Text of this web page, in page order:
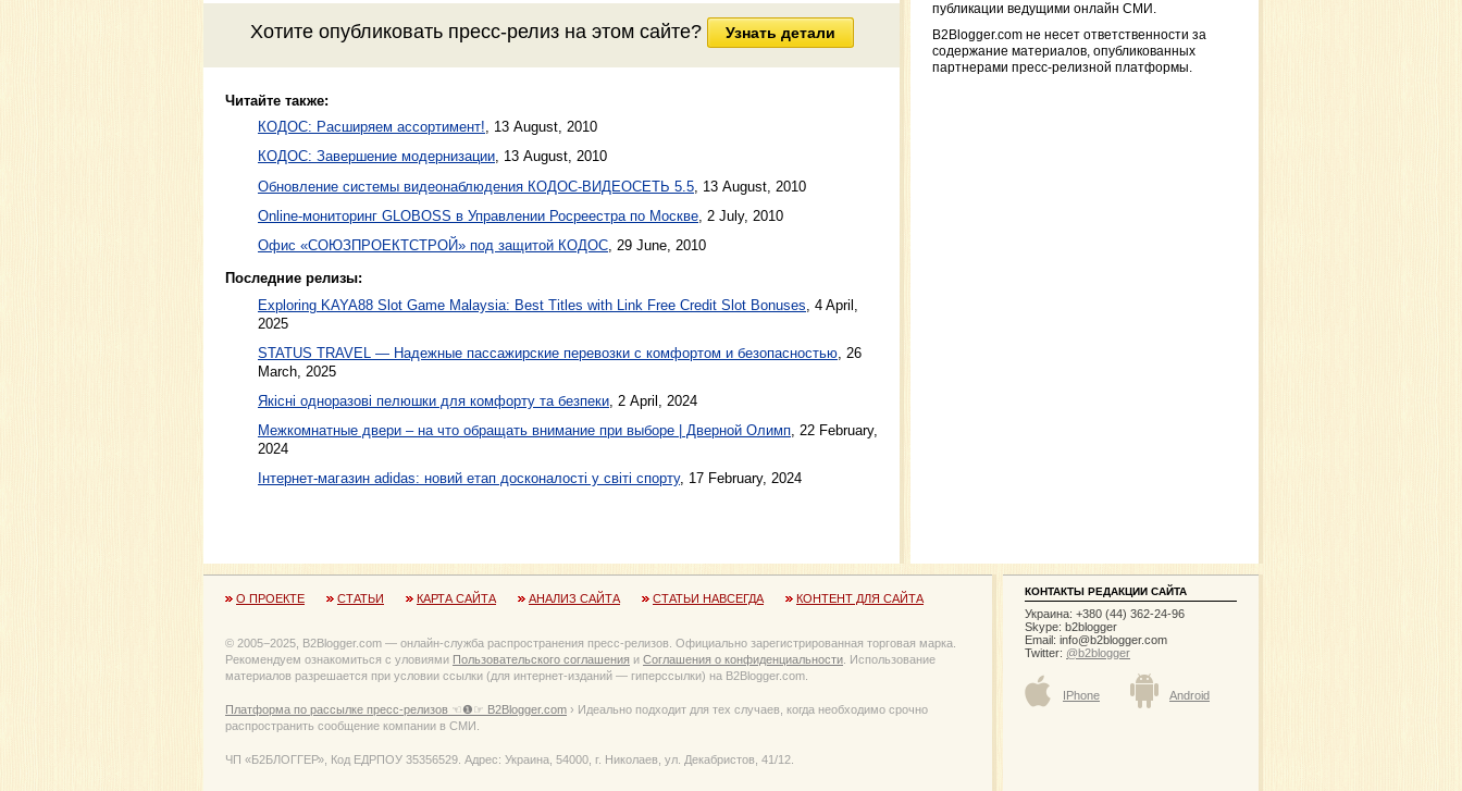
Хотите опубликовать пресс-релизна этом сайте? Узнать детали
Читайте также:
КОДОС: Расширяем ассортимент!, 13 August, 2010
КОДОС: Завершение модернизации, 13 August, 2010
Обновление системы видеонаблюдения КОДОС-ВИДЕОСЕТЬ 5.5 13 August, 2010
Online-мониторинг GLOBOSS в Управлении Росреестра по Москве 2 July, 2010
Офис «СОЮЗПРОЕКТСТРОЙ» под защитой КОДОС, 29 June, 2010
Последние релизы:
Exploring KAYA88 Slot Game Malaysia: Best Titles with Link Free Credit Slot Bonuses , 4 April,
2025
STATUS TRAVEL — Надежные пассажирские перевозки с комфортом и безопасностью , 26
March, 2025
Якісні одноразові пелюшки для комфорту та безпеки , 2 April, 2024
Межкомнатные двери – на что обращать внимание при выборе | Дверной Олимп, 22 February,
2024
Інтернет-магазин adidas: новий етап досконалості у світі спорту, 17 February, 2024
публикации ведущими онлайн СМИ.
B2Blogger.com не несет ответственности за
содержание материалов, опубликованных
партнерами пресс-релизной платформы.
О ПРОЕКТЕ СТАТЬИ КАРТА САЙТА АНАЛИЗ САЙТА СТАТЬИ НАВСЕГДА КОНТЕНТ ДЛЯ САЙТА
© 2005−2025, B2Blogger.com — онлайн-служба распространения пресс-релизов. Официально зарегистрированная торговая марка.
Рекомендуем ознакомиться с уловиями Пользовательского соглашения и Соглашения о конфиденциальности . Использование
материалов разрешается при условии ссылки (для интернет-изданий — гиперссылки) на B2Blogger.com.
Платформа по рассылке пресс-релизов ☜❶☞ B2Blogger.com › Идеально подходит для тех случаев, когда необходимо срочно
распространить сообщение компании в СМИ.
ЧП «Б2БЛОГГЕР», Код ЕДРПОУ 35356529. Адрес: Украина, 54000, г. Николаев, ул. Декабристов, 41/12.
КОНТАКТЫ РЕДАКЦИИ САЙТА
Украина: +380 (44) 362-24-96
Skype: b2blogger
Email: info@b2blogger.com
Twitter: @b2blogger
IPhone Android